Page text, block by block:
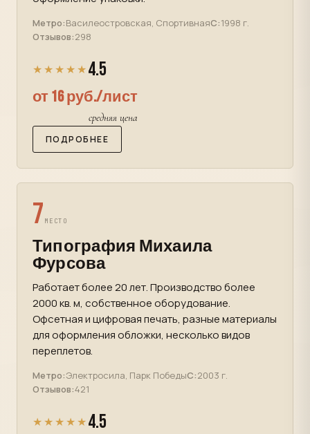
Метро:Василеостровская, СпортивнаяС:1998 г.
Отзывов:298
★★★★★ 4.5
от 16 руб./лист
средняя цена
ПОДРОБНЕЕ
7 МЕСТО
Типография Михаила
Фурсова
Работает более 20 лет. Производство более
2000 кв. м, собственное оборудование.
Офсетная и цифровая печать, разные материалы
для оформления обложки, несколько видов
переплетов.
Метро:Электросила, Парк ПобедыС:2003 г.
Отзывов:421
★★★★★ 4.5